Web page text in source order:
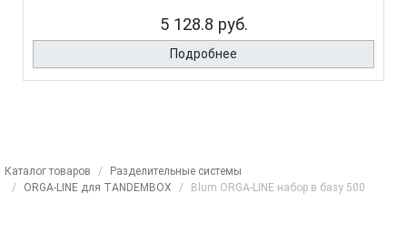
5 128.8 руб.
Подробнее
Каталог товаров
Разделительные системы
ORGA-LINE для TANDEMBOX
Blum ORGA-LINE набор в базу 500